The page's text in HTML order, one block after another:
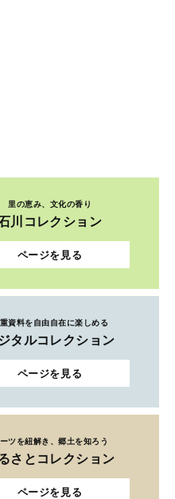
里の恵み、文化の香り
川コレクション
ページを見る
資料を自由自在に楽しめる
タルコレクション
ページを見る
ツを紐解き、郷土を知ろう
さとコレクション
ページを見る